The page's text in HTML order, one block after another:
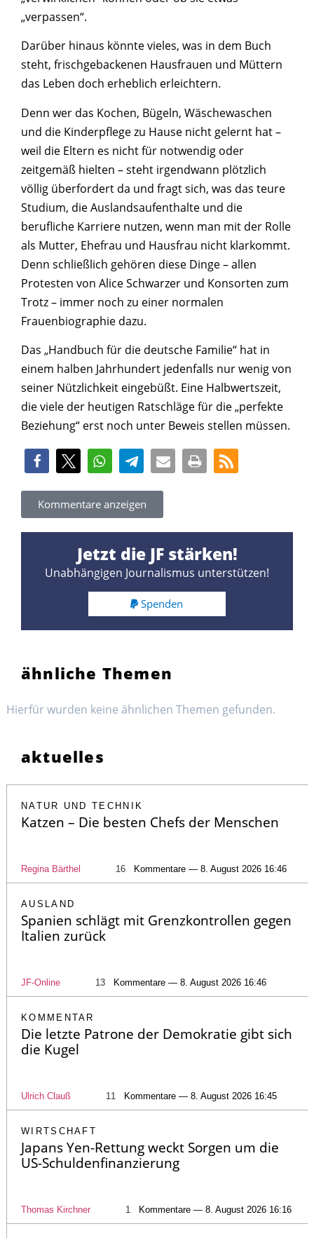
„verpassen“.
Darüber hinaus könnte vieles, was in dem Buch
steht, frischgebackenen Hausfrauen und Müttern
das Leben doch erheblich erleichtern.
Denn wer das Kochen, Bügeln, Wäschewaschen
und die Kinderpflege zu Hause nicht gelernt hat –
weil die Eltern es nicht für notwendig oder
zeitgemäß hielten – steht irgendwann plötzlich
völlig überfordert da und fragt sich, was das teure
Studium, die Auslandsaufenthalte und die
berufliche Karriere nutzen, wenn man mit der Rolle
als Mutter, Ehefrau und Hausfrau nicht klarkommt.
Denn schließlich gehören diese Dinge – allen
Protesten von Alice Schwarzer und Konsorten zum
Trotz – immer noch zu einer normalen
Frauenbiographie dazu.
Das „Handbuch für die deutsche Familie“ hat in
einem halben Jahrhundert jedenfalls nur wenig von
seiner Nützlichkeit eingebüßt. Eine Halbwertszeit,
die viele der heutigen Ratschläge für die „perfekte
Beziehung“ erst noch unter Beweis stellen müssen.
Kommentare anzeigen
Jetzt die JF stärken!
Unabhängigen Journalismus unterstützen!
Spenden
ähnliche Themen
Hierfür wurden keine ähnlichen Themen gefunden.
aktuelles
NATUR UND TECHNIK
Katzen – Die besten Chefs der Menschen
Regina Bärthel 16 Kommentare — 8. August 2026 16:46
AUSLAND
Spanien schlägt mit Grenzkontrollen gegen
Italien zurück
JF-Online 13 Kommentare — 8. August 2026 16:46
KOMMENTAR
Die letzte Patrone der Demokratie gibt sich
die Kugel
Ulrich Clauß 11 Kommentare — 8. August 2026 16:45
WIRTSCHAFT
Japans Yen-Rettung weckt Sorgen um die
US-Schuldenfinanzierung
Thomas Kirchner 1 Kommentare — 8. August 2026 16:16